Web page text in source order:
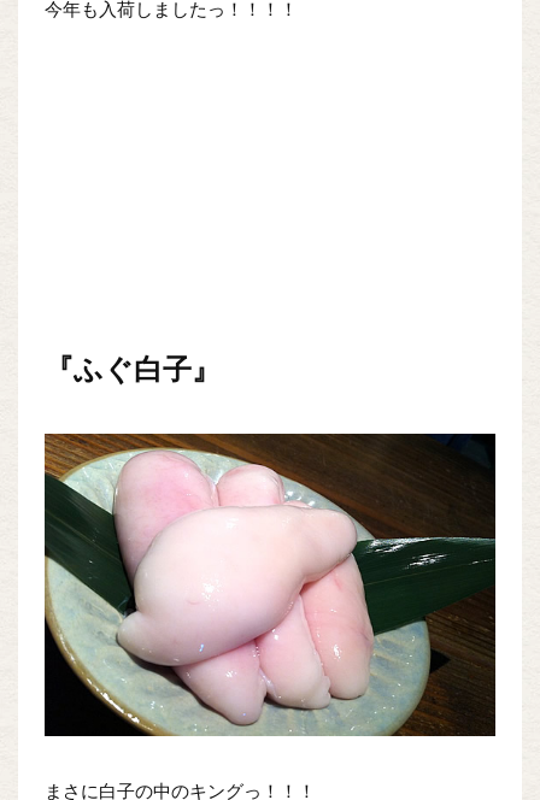
今年も入荷しましたっ！！！！
『ふぐ白子』
まさに白子の中のキングっ！！！